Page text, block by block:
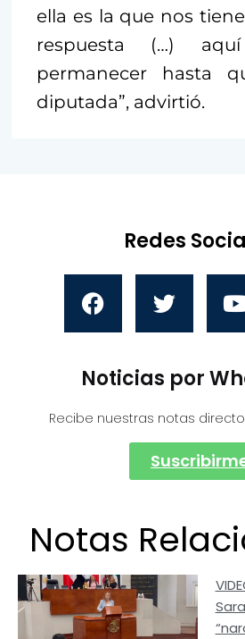
ella es la que nos
respuesta (…)
permanecer hasta
diputada”, advirtió.
Redes
Noticias por
Recibe nuestras notas
Notas